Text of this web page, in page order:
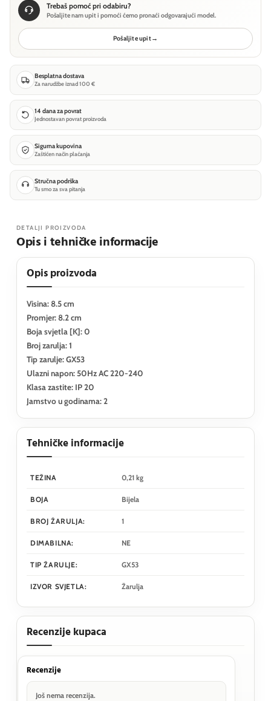
Trebaš pomoć pri odabiru?
Pošaljite nam upit i pomoći ćemo pronaći odgovarajući model.
Pošaljite upit→
Besplatna dostava
Za narudžbe iznad 100 €
14 dana za povrat
Jednostavan povrat proizvoda
Sigurna kupovina
Zaštićen način plaćanja
Stručna podrška
Tu smo za sva pitanja
DETALJI PROIZVODA
Opis i tehničke informacije
Opis proizvoda
Visina: 8.5 cm
Promjer: 8.2 cm
Boja svjetla [K]: 0
Broj zarulja: 1
Tip zarulje: GX53
Ulazni napon: 50Hz AC 220-240
Klasa zastite: IP 20
Jamstvo u godinama: 2
Tehničke informacije
TEŽINA 0,21 kg
BOJA Bijela
BROJ ŽARULJA: 1
DIMABILNA: NE
TIP ŽARULJE: GX53
IZVOR SVJETLA: Žarulja
Recenzije kupaca
Recenzije
Još nema recenzija.